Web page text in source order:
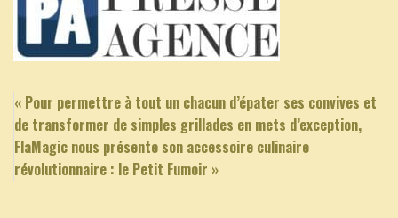
« Pour permettre à tout un chacun d’épater ses convives et
de transformer de simples grillades en mets d’exception,
FlaMagic nous présente son accessoire culinaire
révolutionnaire : le Petit Fumoir »